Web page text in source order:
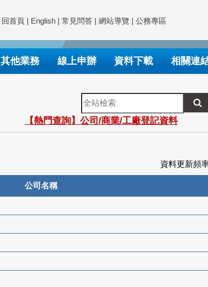
回首頁 | English | 常見問答 | 網站導覽 | 公務專區
其他業務 線上申辦 資料下載 相關連
全
站
檢
索
【熱門查詢】公司/商業/工廠登記資料
資料更新頻
公司名稱